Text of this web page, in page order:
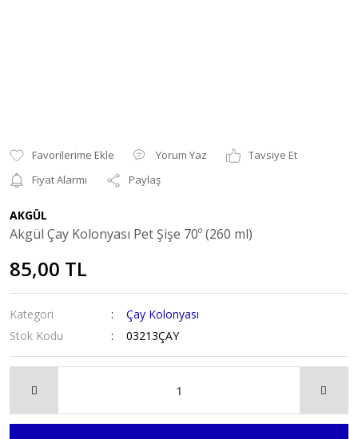
Yorum Yaz
Tavsiye Et
Fiyat Alarmı
Paylaş
AKGÜL
Akgül Çay Kolonyası Pet Şişe 70º (260 ml)
85,00 TL
Kategori
Çay Kolonyası
Stok Kodu
03213ÇAY